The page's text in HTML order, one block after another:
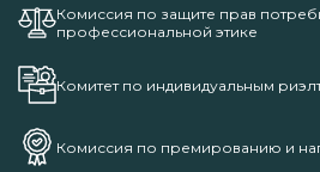
Комиссия по защите прав
профессиональной этике
Комитет по индивидуальным
Комиссия по премированию и